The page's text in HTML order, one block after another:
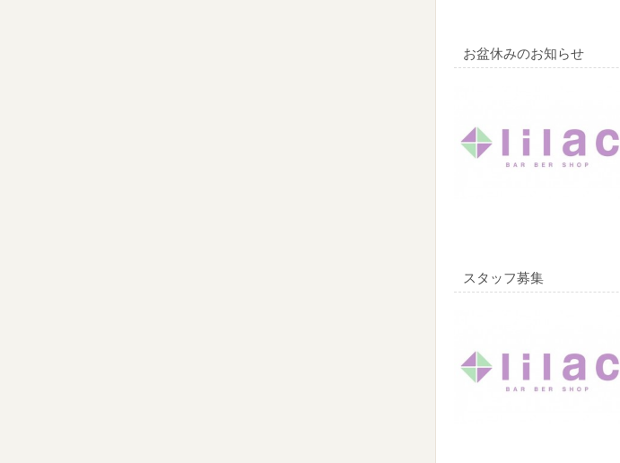
お盆休みのお知らせ
スタッフ募集